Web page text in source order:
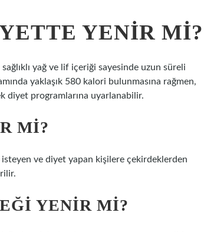
YENIR MI?
yağ ve lif içeriği sayesinde uzun süreli
yaklaşık 580 kalori bulunmasına rağmen,
diyet programlarına uyarlanabilir.
MI?
ve diyet yapan kişilere çekirdeklerden
YENIR MI?